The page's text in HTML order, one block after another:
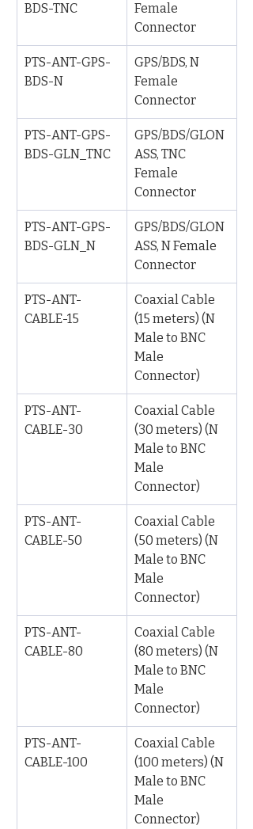
BDS-TNC
Female
Connector
PTS-ANT-GPS-
BDS-N
GPS/BDS, N
Female
Connector
PTS-ANT-GPS-
BDS-GLN_TNC
GPS/BDS/GLON
ASS, TNC
Female
Connector
PTS-ANT-GPS-
BDS-GLN_N
GPS/BDS/GLON
ASS, N Female
Connector
PTS-ANT-
CABLE-15
Coaxial Cable
(15 meters) (N
Male to BNC
Male
Connector)
PTS-ANT-
CABLE-30
Coaxial Cable
(30 meters) (N
Male to BNC
Male
Connector)
PTS-ANT-
CABLE-50
Coaxial Cable
(50 meters) (N
Male to BNC
Male
Connector)
PTS-ANT-
CABLE-80
Coaxial Cable
(80 meters) (N
Male to BNC
Male
Connector)
PTS-ANT-
CABLE-100
Coaxial Cable
(100 meters) (N
Male to BNC
Male
Connector)